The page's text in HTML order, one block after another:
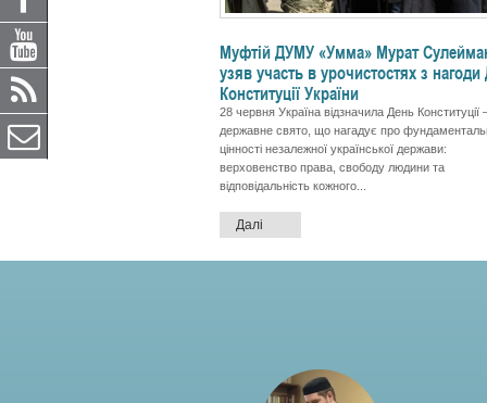
Муфтій ДУМУ «Умма» Мурат
узяв участь в урочистостях з
Конституції України
28 червня Україна відзначила День Конституції
державне свято, що нагадує про
цінності незалежної української держави:
верховенство права, свободу людини та
відповідальність кожного...
Далі